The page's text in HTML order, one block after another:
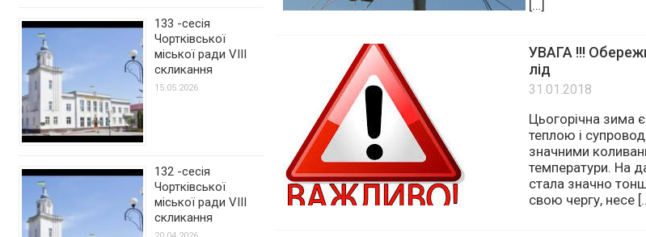
133 -сесія
Чортківської
міської ради VIII
скликання
15.05.2026
132 -сесія
Чортківської
міської ради VIII
скликання
[…]
УВАГА !!!
лід
31.01.2018
Цьогорічна зима
теплою і
значними